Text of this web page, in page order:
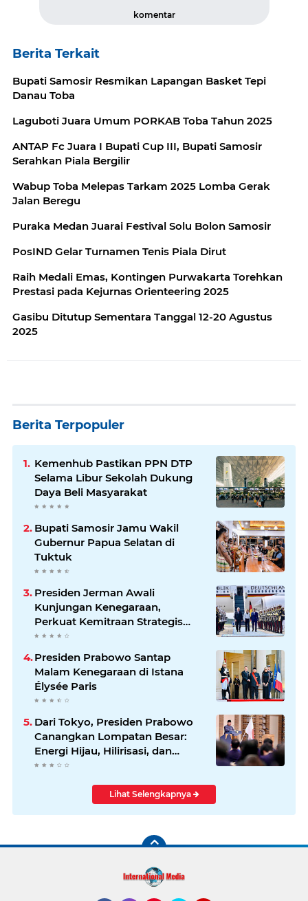
komentar
Berita Terkait
Bupati Samosir Resmikan Lapangan Basket Tepi
Danau Toba
Laguboti Juara Umum PORKAB Toba Tahun 2025
ANTAP Fc Juara I Bupati Cup III, Bupati Samosir
Serahkan Piala Bergilir
Wabup Toba Melepas Tarkam 2025 Lomba Gerak
Jalan Beregu
Puraka Medan Juarai Festival Solu Bolon Samosir
PosIND Gelar Turnamen Tenis Piala Dirut
Raih Medali Emas, Kontingen Purwakarta Torehkan
Prestasi pada Kejurnas Orienteering 2025
Gasibu Ditutup Sementara Tanggal 12-20 Agustus
2025
Berita Terpopuler
Kemenhub Pastikan PPN DTP
Selama Libur Sekolah Dukung
Daya Beli Masyarakat
Bupati Samosir Jamu Wakil
Gubernur Papua Selatan di
Tuktuk
Presiden Jerman Awali
Kunjungan Kenegaraan,
Perkuat Kemitraan Strategis
Indonesia–Jerman
Presiden Prabowo Santap
Malam Kenegaraan di Istana
Élysée Paris
Dari Tokyo, Presiden Prabowo
Canangkan Lompatan Besar:
Energi Hijau, Hilirisasi, dan
Diplomasi Ekonomi
Lihat Selengkapnya